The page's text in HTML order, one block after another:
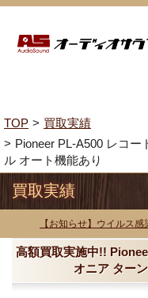
TOP
買取実績
Pioneer PL-A500 レコ
ル オート機能あり
買取実績
【お知らせ】ウイルス
高額買取実施中!!
オニア ター